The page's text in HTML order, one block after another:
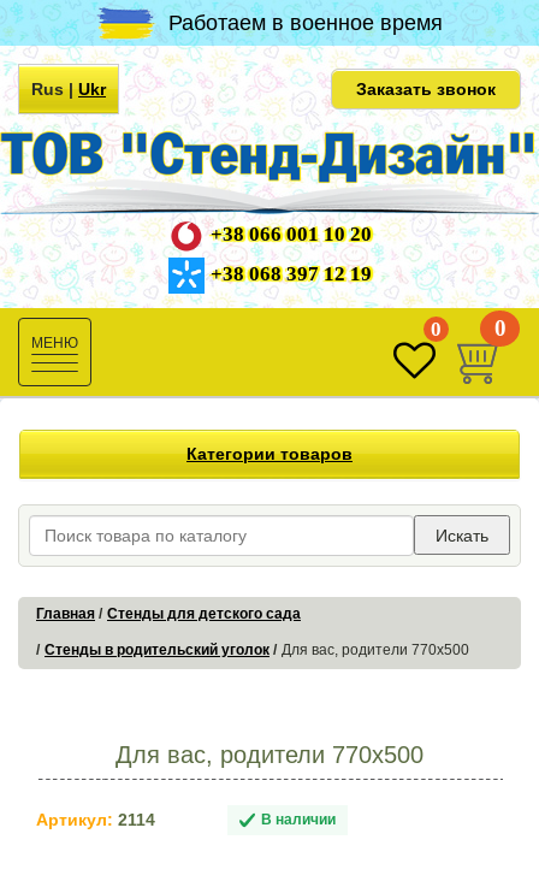
Работаем в военное время
Rus|Ukr Заказать звонок
+38 066 001 10 20
+38 068 397 12 19
Toggle
navigation
0 0
Категории товаров
Искать
Главная Стенды для детского сада
Стенды в родительский уголок Для вас, родители 770х500
Для вас, родители 770х500
Артикул: 2114 В наличии